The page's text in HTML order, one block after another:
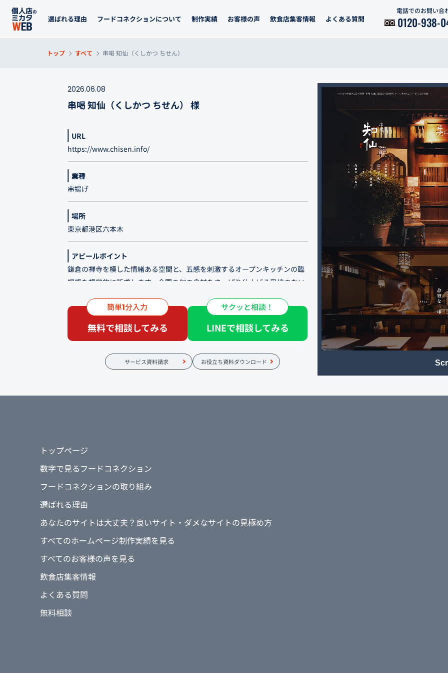
選ばれる理由 フードコネクションについて 制作実績 お客様の声 飲食店集客情報 よくある質問
電話でのお問い合
0120-938-
トップ すべて 串喝 知仙（くしかつ ちせん）
2026.06.08
串喝 知仙（くしかつ ちせん） 様
URL
https://www.chisen.info/
業種
串揚げ
場所
東京都港区六本木
アピールポイント
鎌倉の禅寺を模した情緒ある空間と、五感を刺激するオープンキッチンの臨
場感を視覚的に訴求します。全国の旬の食材をさっぱり仕上げる妥協のない
あふれる上質な食体験をデザインで表現し、新規集客と予約獲得へ繋げま
は、昭和50年の創業以来、この地で愛され続ける老舗の高級串揚げ・日本料
理店です。接待、会食、記念日、誕生日など、特別な日のディナーにぜひ。
簡単1分入力
無料で相談してみる
サクッと相談！
LINEで相談してみる
サービス資料請求 お役立ち資料ダウンロード
トップページ
数字で見るフードコネクション
フードコネクションの取り組み
選ばれる理由
あなたのサイトは大丈夫？良いサイト・ダメなサイトの見極め方
すべてのホームページ制作実績を見る
すべてのお客様の声を見る
飲食店集客情報
よくある質問
無料相談